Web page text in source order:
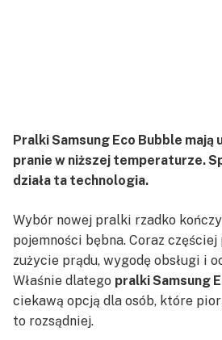
Pralki Samsung Eco Bubble mają
pranie w niższej temperaturze.
działa ta technologia.
Wybór nowej pralki rzadko
pojemności bębna. Coraz
zużycie prądu, wygodę obsługi i
Właśnie dlatego pralki Samsung
ciekawą opcją dla osób, które
to rozsądniej.